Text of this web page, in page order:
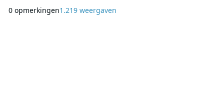
veiling van bijzondere en unieke items, ter beschikking
0 opmerkingen1.219 weergaven